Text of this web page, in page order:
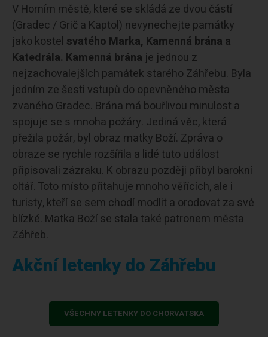
V Horním městě, které se skládá ze dvou částí
(Gradec / Grič a Kaptol) nevynechejte památky
jako kostel svatého Marka, Kamenná brána a
Katedrála. Kamenná brána je jednou z
nejzachovalejších památek starého Záhřebu. Byla
jedním ze šesti vstupů do opevněného města
zvaného Gradec. Brána má bouřlivou minulost a
spojuje se s mnoha požáry. Jediná věc, která
přežila požár, byl obraz matky Boží. Zpráva o
obraze se rychle rozšířila a lidé tuto událost
připisovali zázraku. K obrazu později přibyl barokní
oltář. Toto místo přitahuje mnoho věřících, ale i
turisty, kteří se sem chodí modlit a orodovat za své
blízké. Matka Boží se stala také patronem města
Záhřeb.
Akční letenky do Záhřebu
VŠECHNY LETENKY DO CHORVATSKA